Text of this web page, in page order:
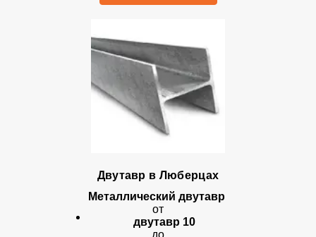
Двутавр в Люберцах
Металлический двутавр
от
двутавр 10
до